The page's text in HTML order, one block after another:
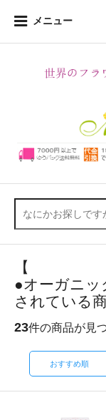
メニュー
【
●オーガニッ
されている
23件の商品が見
おすすめ順